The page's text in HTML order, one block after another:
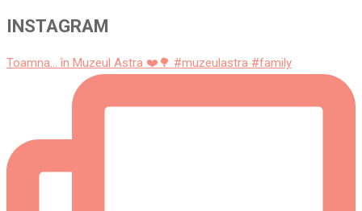
INSTAGRAM
Toamna... în Muzeul Astra ❤️🌳 #muzeulastra #family